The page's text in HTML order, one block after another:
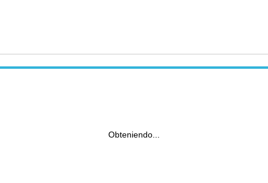
Obteniendo...